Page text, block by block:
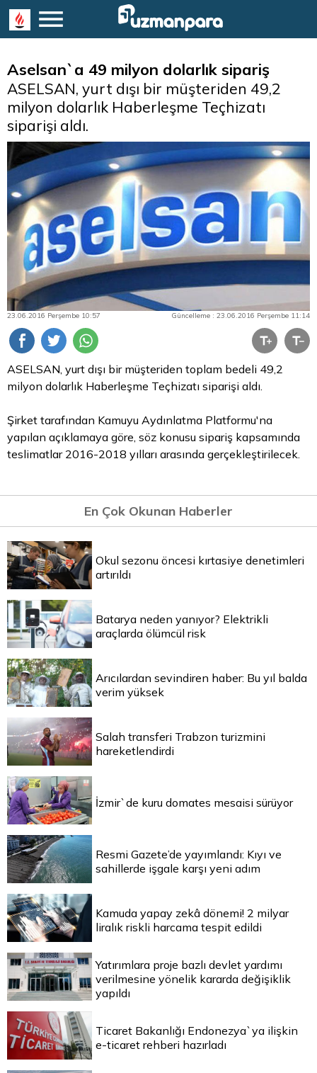
Aselsan`a 49 milyon dolarlık sipariş
ASELSAN, yurt dışı bir müşteriden 49,2
milyon dolarlık Haberleşme Teçhizatı
siparişi aldı.
23.06.2016 Perşembe 10:57 Güncelleme : 23.06.2016 Perşembe 11:14
ASELSAN, yurt dışı bir müşteriden toplam bedeli 49,2
milyon dolarlık Haberleşme Teçhizatı siparişi aldı.
Şirket tarafından Kamuyu Aydınlatma Platformu'na
yapılan açıklamaya göre, söz konusu sipariş kapsamında
teslimatlar 2016-2018 yılları arasında gerçekleştirilecek.
En Çok Okunan Haberler
Okul sezonu öncesi kırtasiye denetimleri
artırıldı
Batarya neden yanıyor? Elektrikli
araçlarda ölümcül risk
Arıcılardan sevindiren haber: Bu yıl balda
verim yüksek
Salah transferi Trabzon turizmini
hareketlendirdi
İzmir`de kuru domates mesaisi sürüyor
Resmi Gazete’de yayımlandı: Kıyı ve
sahillerde işgale karşı yeni adım
Kamuda yapay zekâ dönemi! 2 milyar
liralık riskli harcama tespit edildi
Yatırımlara proje bazlı devlet yardımı
verilmesine yönelik kararda değişiklik
yapıldı
Ticaret Bakanlığı Endonezya`ya ilişkin
e-ticaret rehberi hazırladı